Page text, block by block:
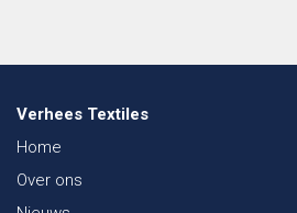
Verhees Textiles
Home
Over ons